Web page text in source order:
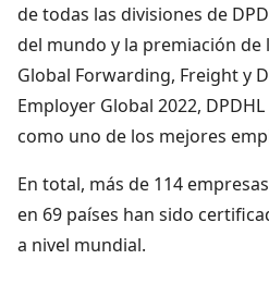
de todas las divisiones de
del mundo y la premiación de
Global Forwarding, Freight y
Employer Global 2022,
como uno de los mejores
En total, más de 114
en 69 países han sido
a nivel mundial.